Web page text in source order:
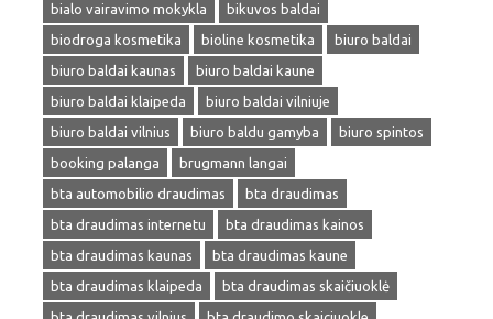
bialo vairavimo mokykla
bikuvos baldai
biodroga kosmetika
bioline kosmetika
biuro baldai
biuro baldai kaunas
biuro baldai kaune
biuro baldai klaipeda
biuro baldai vilniuje
biuro baldai vilnius
biuro baldu gamyba
biuro spintos
booking palanga
brugmann langai
bta automobilio draudimas
bta draudimas
bta draudimas internetu
bta draudimas kainos
bta draudimas kaunas
bta draudimas kaune
bta draudimas klaipeda
bta draudimas skaičiuoklė